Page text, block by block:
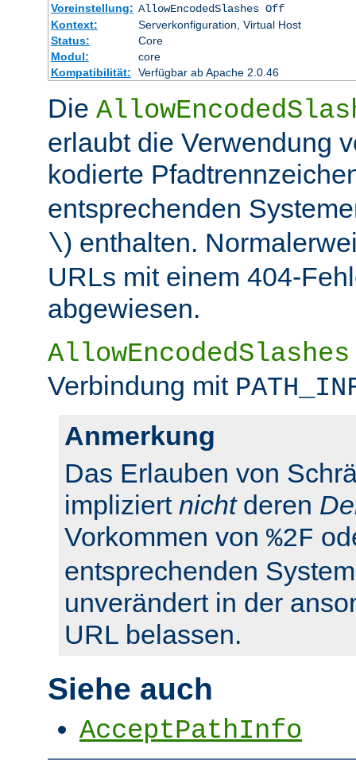
Voreinstellung: AllowEncodedSlashes Off
Kontext:
Serverkonfiguration, Virtual Host
Status:
Core
Modul:
core
Kompatibilität:
Verfügbar ab Apache 2.0.46
Die
erlaubt die Verwendung
kodierte
entsprechenden
\) enthalten.
URLs mit einem 404-
abgewiesen.
AllowEncodedSlashes
Verbindung mit
Anmerkung
Das Erlauben von
impliziert nichtderen
Vorkommen von %2F
entsprechenden
unverändert in der
URL belassen.
Siehe auch
AcceptPathInfo